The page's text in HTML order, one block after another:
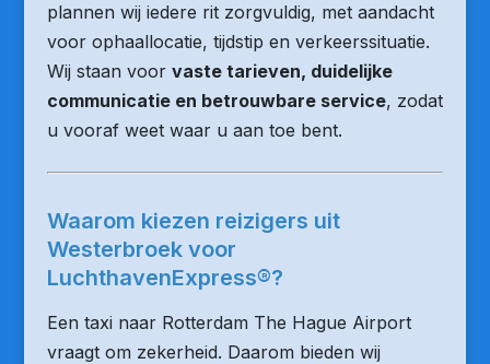
plannen wij iedere rit zorgvuldig, met aandacht
voor ophaallocatie, tijdstip en verkeerssituatie.
Wij staan voor vaste tarieven, duidelijke
communicatie en betrouwbare service, zodat
u vooraf weet waar u aan toe bent.
Waarom kiezen reizigers uit
Westerbroek voor
LuchthavenExpress®?
Een taxi naar Rotterdam The Hague Airport
vraagt om zekerheid. Daarom bieden wij